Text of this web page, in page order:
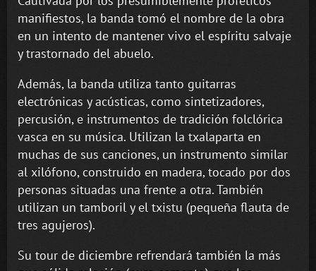
manifiestos, la banda tomó el nombre de la obra
en un intento de mantener vivo el espíritu salvaje
y trastornado del abuelo.
Además, la banda utiliza tanto guitarras
electrónicas y acústicas, como sintetizadores,
percusión, e instrumentos de tradición folclórica
vasca en su música. Utilizan la txalaparta en
muchas de sus canciones, un instrumento similar
al xilófono, construido en madera, tocado por dos
personas situadas una frente a otra. También
utilizan un tamboril y el txistu (pequeña flauta de
tres agujeros).
Su tour de diciembre refrendará también la más